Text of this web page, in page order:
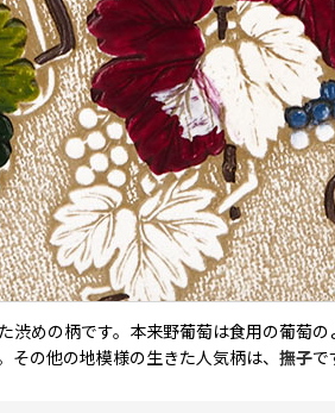
渋めの柄です。本来野葡萄は食用の葡萄
その他の地模様の生きた人気柄は、 撫子で